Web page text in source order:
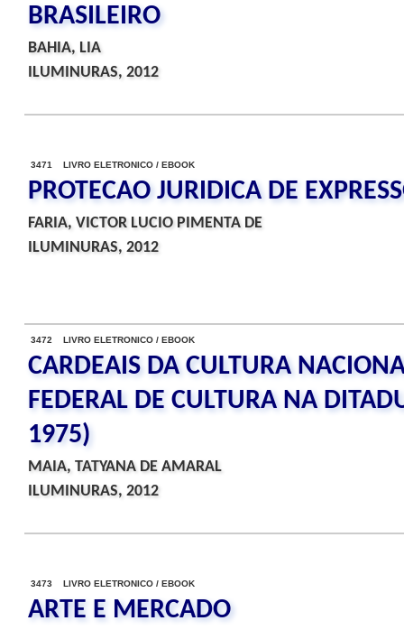
BRASILEIRO
BAHIA, LIA
ILUMINURAS, 2012
3471 LIVRO ELETRONICO / EBOOK
PROTECAO JURIDICA DE
FARIA, VICTOR LUCIO PIMENTA DE
ILUMINURAS, 2012
3472 LIVRO ELETRONICO / EBOOK
CARDEAIS DA CULTURA
FEDERAL DE CULTURA NA
1975)
MAIA, TATYANA DE AMARAL
ILUMINURAS, 2012
3473 LIVRO ELETRONICO / EBOOK
ARTE E MERCADO